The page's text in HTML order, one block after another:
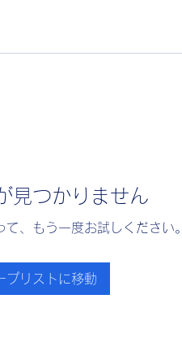
見つかりません
、もう一度お試しください。
プリストに移動